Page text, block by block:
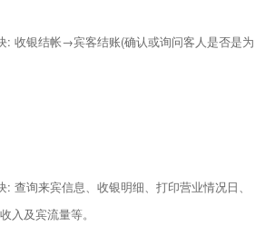
: 收银结帐→宾客结账(确认或询问客人是否是为
查询来宾信息、收银明细、打印营业情况日、
入及宾流量等。